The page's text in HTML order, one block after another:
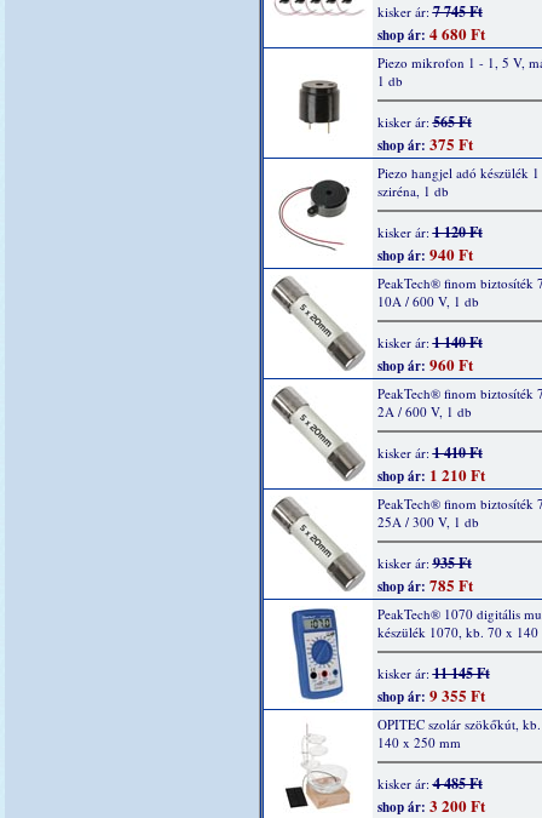
kisker ár:7 745 Ft
shop ár: 4 680 Ft
Piezo mikrofon 1 - 1, 5 V,
1 db
kisker ár:565 Ft
shop ár: 375 Ft
Piezo hangjel adó készülék
sziréna, 1 db
kisker ár:1 120 Ft
shop ár: 940 Ft
PeakTech® finom biztosíték
10A / 600 V, 1 db
kisker ár:1 140 Ft
shop ár: 960 Ft
PeakTech® finom biztosíték
2A / 600 V, 1 db
kisker ár:1 410 Ft
shop ár: 1 210 Ft
PeakTech® finom biztosíték
25A / 300 V, 1 db
kisker ár:935 Ft
shop ár: 785 Ft
PeakTech® 1070 digitális
készülék 1070, kb. 70 x
kisker ár:11 145 Ft
shop ár: 9 355 Ft
OPITEC szolár szökőkút,
140 x 250 mm
kisker ár:4 485 Ft
shop ár: 3 200 Ft